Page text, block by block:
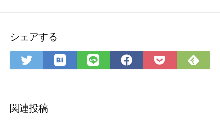
シェアする
Twitter
で
ア
は
て
LINE
で
Facebook
で
Pocket
に
で
関連投稿